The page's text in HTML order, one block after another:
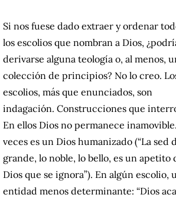
Si nos fuese dado extraer y ordenar
los escolios que nombran a Dios,
derivarse alguna teología o, al menos,
colección de principios? No lo creo.
escolios, más que enunciados, son
indagación. Construcciones que
En ellos Dios no permanece
veces es un Dios humanizado (“La sed
grande, lo noble, lo bello, es un apetito
Dios que se ignora”). En algún escolio,
entidad menos determinante: “Dios